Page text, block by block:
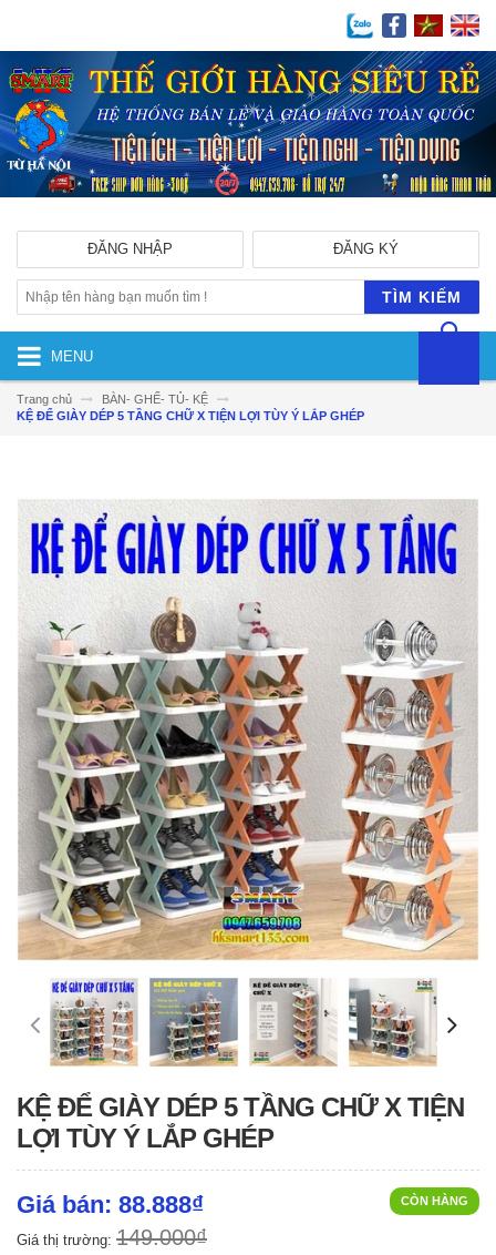
ĐĂNG KÝ
ĐĂNG NHẬP
TÌM KIẾM
MENU
Trang chủ
BÀN- GHẾ- TỦ- KỆ
KỆ ĐỂ GIÀY DÉP 5 TẦNG CHỮ X TIỆN LỢI TÙY Ý LẮP GHÉP
KỆ ĐỂ GIÀY DÉP 5 TẦNG CHỮ X TIỆN
LỢI TÙY Ý LẮP GHÉP
CÒN HÀNG
Giá bán: 88.888₫
Giá thị trường: 149.000₫